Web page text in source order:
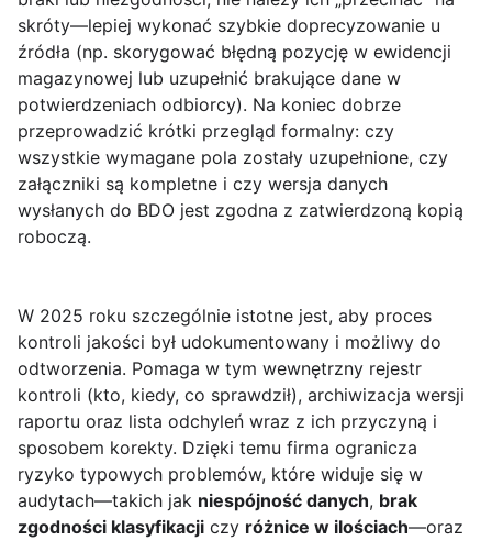
skróty—lepiej wykonać szybkie doprecyzowanie u
źródła (np. skorygować błędną pozycję w ewidencji
magazynowej lub uzupełnić brakujące dane w
potwierdzeniach odbiorcy). Na koniec dobrze
przeprowadzić krótki przegląd formalny: czy
wszystkie wymagane pola zostały uzupełnione, czy
załączniki są kompletne i czy wersja danych
wysłanych do BDO jest zgodna z zatwierdzoną kopią
roboczą.
W 2025 roku szczególnie istotne jest, aby proces
kontroli jakości był udokumentowany i możliwy do
odtworzenia. Pomaga w tym wewnętrzny rejestr
kontroli (kto, kiedy, co sprawdził), archiwizacja wersji
raportu oraz lista odchyleń wraz z ich przyczyną i
sposobem korekty. Dzięki temu firma ogranicza
ryzyko typowych problemów, które widuje się w
audytach—takich jak niespójność danych, brak
zgodności klasyfikacji czy różnice w ilościach—oraz